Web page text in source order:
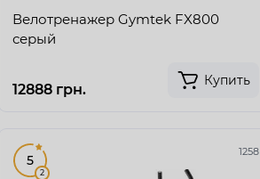
Велотренажер Gymtek FX800
серый
12888 грн.
Купить
1258
5
2